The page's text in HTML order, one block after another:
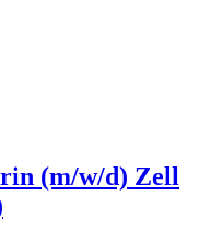
(m/w/d) Zell